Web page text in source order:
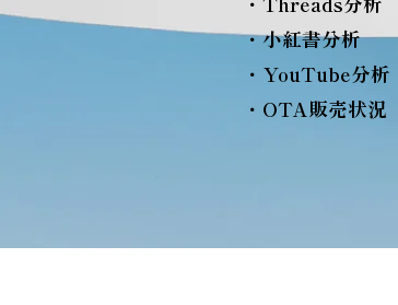
・Threads分析
・小紅書分析
・YouTube分析
・OTA販売状況